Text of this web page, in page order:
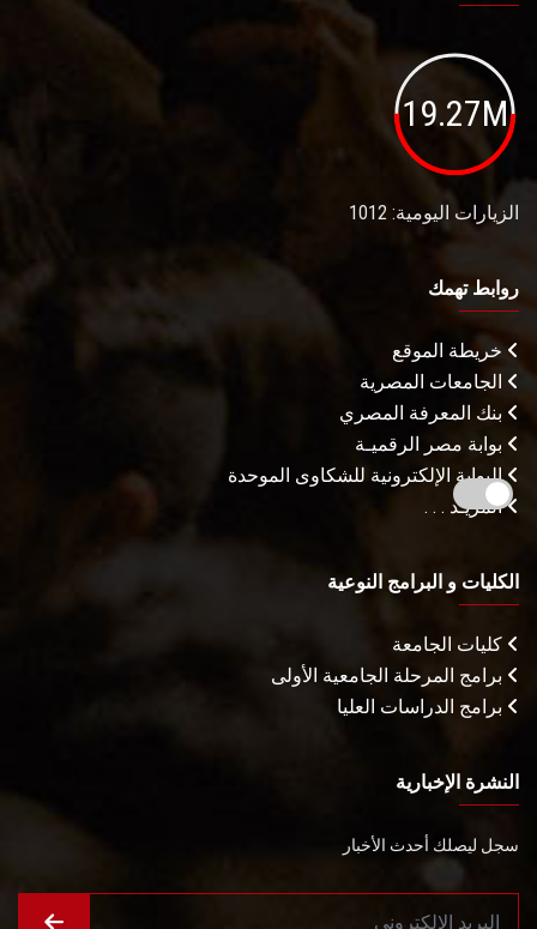
19.27M
الزيارات اليومية: 1012
روابط تهمك
خريطة الموقع
الجامعات المصرية
بنك المعرفة المصري
بوابة مصر الرقميـة
البوابة الإلكترونية للشكاوى الموحدة
المزيـد . . .
الكليات و البرامج النوعية
كليات الجامعة
برامج المرحلة الجامعية الأولى
برامج الدراسات العليا
النشرة الإخبارية
سجل ليصلك أحدث الأخبار